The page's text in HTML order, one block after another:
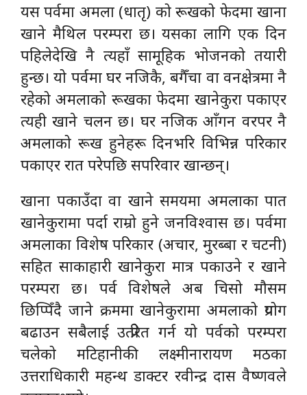
यस पर्वमा अमला (धातृ) को रूखको फेदमा खाना
खाने मैथिल परम्परा छ। यसका लागि एक दिन
पहिलेदेखि नै त्यहाँ सामूहिक भोजनको तयारी
हुन्छ। यो पर्वमा घर नजिकै, बगैँचा वा वनक्षेत्रमा नै
रहेको अमलाको रूखका फेदमा खानेकुरा पकाएर
त्यही खाने चलन छ। घर नजिक आँगन वरपर नै
अमलाको रूख हुनेहरू दिनभरि विभिन्न परिकार
पकाएर रात परेपछि सपरिवार खान्छन्।
खाना पकाउँदा वा खाने समयमा अमलाका पात
खानेकुरामा पर्दा राम्रो हुने जनविश्वास छ। पर्वमा
अमलाका विशेष परिकार (अचार, मुरब्बा र चटनी)
सहित साकाहारी खानेकुरा मात्र पकाउने र खाने
परम्परा छ। पर्व विशेषले अब चिसो मौसम
छिप्पिँदै जाने क्रममा खानेकुरामा अमलाको प्रयोग
बढाउन सबैलाई उत्प्रेरित गर्न यो पर्वको परम्परा
चलेको मटिहानीकी लक्ष्मीनारायण मठका
उत्तराधिकारी महन्थ डाक्टर रवीन्द्र दास वैष्णवले